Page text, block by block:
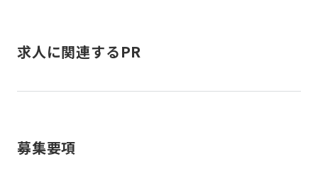
求人に関連するPR
募集要項